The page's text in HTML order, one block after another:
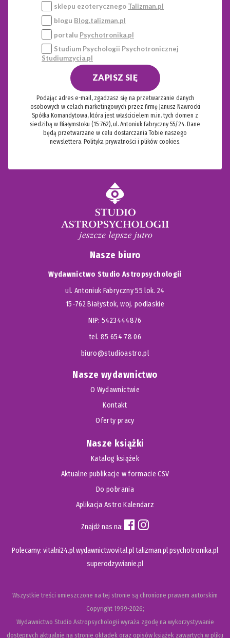
sklepu ezoterycznego Talizman.pl
blogu Blog.talizman.pl
portalu Psychotronika.pl
Studium Psychologii Psychotronicznej
Studiumzycia.pl
ZAPISZ SIĘ
Podając adres e-mail, zgadzasz się na przetwarzanie danych
osobowych w celach marketingowych przez firmę Janusz Nawrocki
Spółka Komandytowa, która jest właścicielem m.in. tych domen z
siedzibą w Białymstoku (15-762), ul. Antoniuk Fabryczny 55/24. Dane
będą przetwarzane w celu dostarczania Tobie naszego
newslettera. Polityka prywatności i plików cookies.
Nasze biuro
Wydawnictwo Studio Astropsychologii
ul. Antoniuk Fabryczny 55 lok. 24
15-762 Białystok, woj. podlaskie
NIP: 5423444876
tel. 85 654 78 06
biuro@studioastro.pl
Nasze wydawnictwo
O Wydawnictwie
Kontakt
Oferty pracy
Nasze książki
Katalog książek
Aktualne publikacje w formacie CSV
Do pobrania
Aplikacja Astro Kalendarz
Znajdź nas na:
Polecamy: vitalni24.plwydawnictwovital.pltalizman.plpsychotronika.pl
superodzywianie.pl
Wszystkie treści umieszczone na tej stronie są chronione prawem autorskim
Copyright1999-2026;
Wydawnictwo Studio Astropsychologii wyraża zgodę na wykorzystywanie
dostępnych aktualnie na stronie okładek oraz opisów książek zawartych w pliku